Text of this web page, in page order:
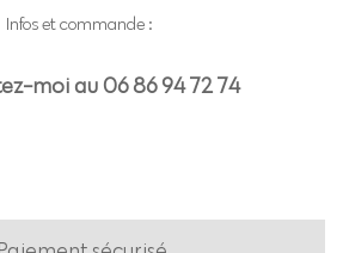
Infos et commande :
moi au 06 86 94 72 74